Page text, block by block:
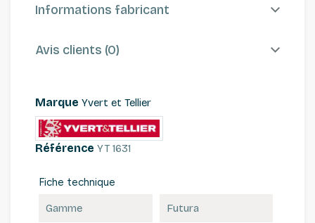
Informations fabricant
Avis clients (0)
Marque Yvert et Tellier
Référence YT 1631
Fiche technique
Gamme Futura